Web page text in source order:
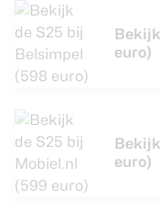
euro)
euro)